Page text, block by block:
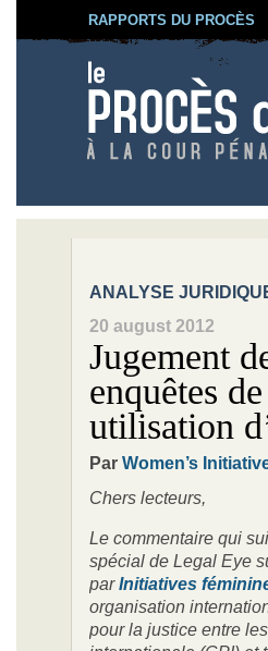
RAPPORTS DU PROCÈS
ANALYSE
20 august 2012
Jugement
enquêtes
utilisation
Par Women’s
Chers lecteurs,
Le commentaire qui
spécial de Legal Eye
parInitiatives
organisation
pour la justice entre